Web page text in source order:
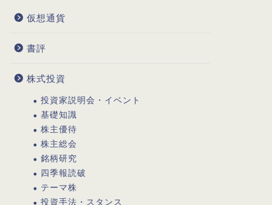
仮想通貨
書評
株式投資
投資家説明会・イベント
基礎知識
株主優待
株主総会
銘柄研究
四季報読破
テーマ株
投資手法・スタンス